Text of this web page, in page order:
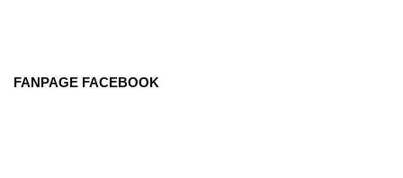
FANPAGE FACEBOOK